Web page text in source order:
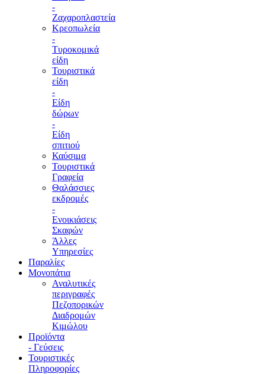
-
Ζαχαροπλαστεία
Κρεοπωλεία
-
Τυροκομικά
είδη
Τουριστικά
είδη
-
Είδη
δώρων
-
Είδη
σπιτιού
Καύσιμα
Τουριστικά
Γραφεία
Θαλάσσιες
εκδρομές
-
Ενοικιάσεις
Σκαφών
Άλλες
Υπηρεσίες
Παραλίες
Μονοπάτια
Αναλυτικές
περιγραφές
Πεζοπορικών
Διαδρομών
Κιμώλου
Προϊόντα
- Γεύσεις
Τουριστικές
Πληροφορίες